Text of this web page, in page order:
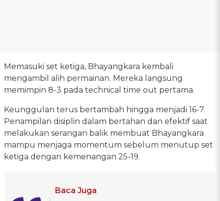
Memasuki set ketiga, Bhayangkara kembali
mengambil alih permainan. Mereka langsung
memimpin 8-3 pada technical time out pertama.
Keunggulan terus bertambah hingga menjadi 16-7.
Penampilan disiplin dalam bertahan dan efektif saat
melakukan serangan balik membuat Bhayangkara
mampu menjaga momentum sebelum menutup set
ketiga dengan kemenangan 25-19.
Baca Juga